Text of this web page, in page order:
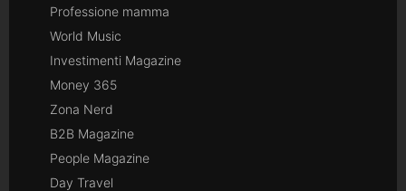
Professione mamma
World Music
Investimenti Magazine
Money 365
Zona Nerd
B2B Magazine
People Magazine
Day Travel